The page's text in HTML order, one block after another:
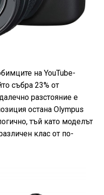
на YouTube-
събра 23% от
разстояние е
остана Olympus
тъй като моделът
клас от по-